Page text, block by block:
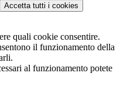
Accetta tutti i cookies
quali cookie consentire.
il funzionamento della
al funzionamento potete